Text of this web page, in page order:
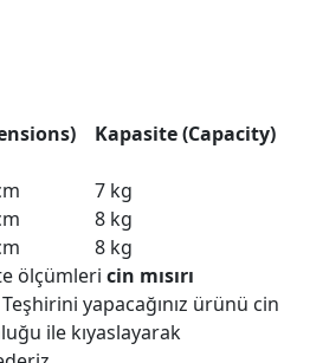
Kapasite (Capacity)
7 kg
8 kg
8 kg
ölçümleri cin mısırı
Teşhirini yapacağınız ürünü cin
ile kıyaslayarak